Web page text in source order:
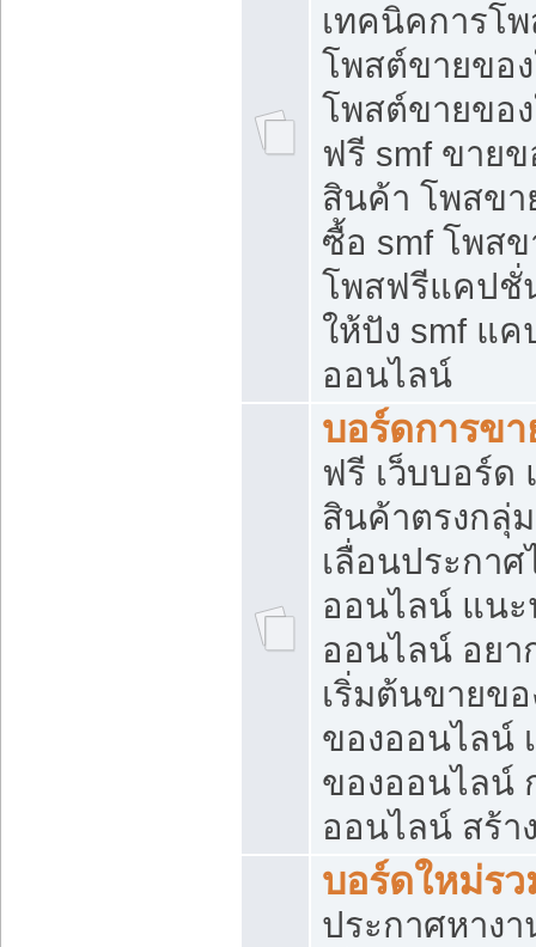
เทคนิคการโ
โพสต์ขายขอ
โพสต์ขายขอ
ฟรี smf ขาย
สินค้า โพสขา
ซื้อ smf โพส
โพสฟรีแคปชั่
ให้ปัง smf แ
ออนไลน์
บอร์ดการข
ฟรี เว็บบอร์ด
สินค้าตรงกลุ่
เลื่อนประกา
ออนไลน์ แนะ
ออนไลน์ อย
เริ่มต้นขายข
ของออนไลน์
ของออนไลน์
ออนไลน์ สร้า
บอร์ดใหม่ร
ประกาศหาง